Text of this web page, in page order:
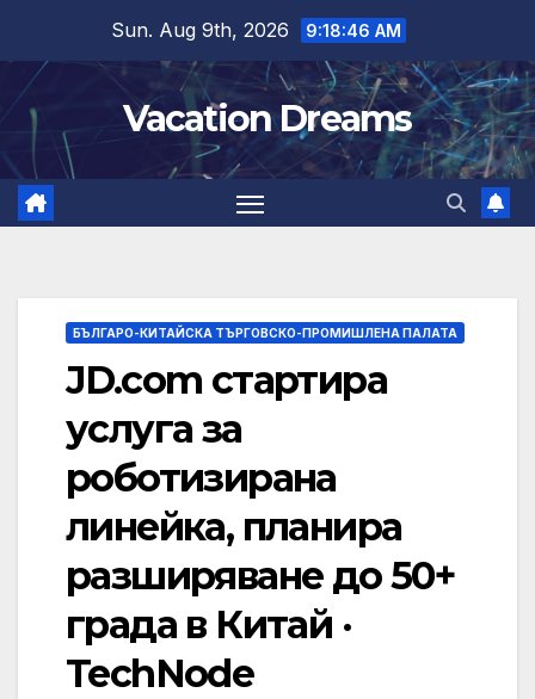
content
Sun. Aug 9th, 2026 9:18:47 AM
Vacation Dreams
БЪЛГАРО-КИТАЙСКА ТЪРГОВСКО-ПРОМИШЛЕНА ПАЛАТА
JD.com стартира
услуга за
роботизирана
линейка, планира
разширяване до 50+
града в Китай ·
TechNode